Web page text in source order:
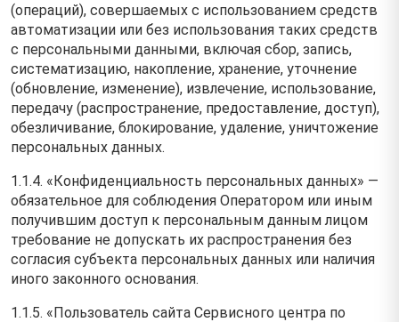
(операций), совершаемых с использованием средств
автоматизации или без использования таких средств
с персональными данными, включая сбор, запись,
систематизацию, накопление, хранение, уточнение
(обновление, изменение), извлечение, использование,
передачу (распространение, предоставление, доступ),
обезличивание, блокирование, удаление, уничтожение
персональных данных.
1.1.4. «Конфиденциальность персональных данных» —
обязательное для соблюдения Оператором или иным
получившим доступ к персональным данным лицом
требование не допускать их распространения без
согласия субъекта персональных данных или наличия
иного законного основания.
1.1.5. «Пользователь сайта Сервисного центра по